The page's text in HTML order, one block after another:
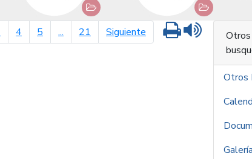
4 5 ... 21 Siguiente página siguiente
Imprimir
Otros
Galería